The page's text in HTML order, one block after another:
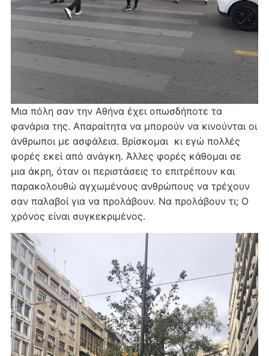
Μια πόλη σαν την Αθήνα έχει οπωσδήποτε τα
φανάρια της. Απαραίτητα να μπορούν να κινούνται οι
άνθρωποι με ασφάλεια. Βρίσκομαι κι εγώ πολλές
φορές εκεί από ανάγκη. Άλλες φορές κάθομαι σε
μια άκρη, όταν οι περιστάσεις το επιτρέπουν και
παρακολουθώ αγχωμένους ανθρώπους να τρέχουν
σαν παλαβοί για να προλάβουν. Να προλάβουν τι; Ο
χρόνος είναι συγκεκριμένος.